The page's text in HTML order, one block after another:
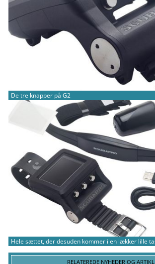
De tre knapper på G2
Hele sættet, der desuden kommer i en lækker lille
RELATEREDE NYHEDER OG